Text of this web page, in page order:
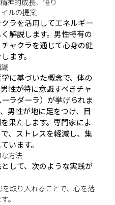
ルの提案
ラを活用してエネルギー
解説します。男性特有の
ャクラを通じて心身の健
ます。
に基づいた概念で、体の
性が特に意識すべきチャ
ラダーラ）が挙げられま
男性が地に足をつけ、目
果たします。専門家によ
、ストレスを軽減し、集
います。
方法
して、次のような実践が
取り入れることで、心を落
。